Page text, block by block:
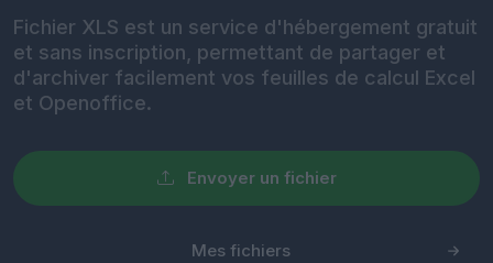
Fichier XLS est un service d'hébergement gratuit
et sans inscription, permettant de partager et
d'archiver facilement vos feuilles de calcul Excel
et Openoffice.
Envoyer un fichier
Mes fichiers